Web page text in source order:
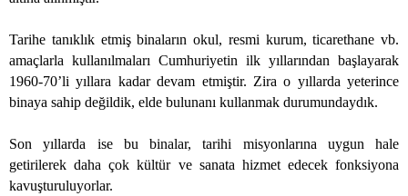
Tarihe tanıklık etmiş binaların okul, resmi kurum, ticarethane vb.
amaçlarla kullanılmaları Cumhuriyetin ilk yıllarından başlayarak
1960-70’li yıllara kadar devam etmiştir. Zira o yıllarda yeterince
binaya sahip değildik, elde bulunanı kullanmak durumundaydık.
Son yıllarda ise bu binalar, tarihi misyonlarına uygun hale
getirilerek daha çok kültür ve sanata hizmet edecek fonksiyona
kavuşturuluyorlar.